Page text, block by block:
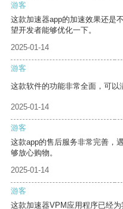
游客
这款加速器app的加速效果还是
望开发者能够优化一下。
2025-01-14
游客
这款软件的功能非常全面，可以
2025-01-14
游客
这款app的售后服务非常完善，
够放心购物。
2025-01-14
游客
这款加速器VPM应用程序已经